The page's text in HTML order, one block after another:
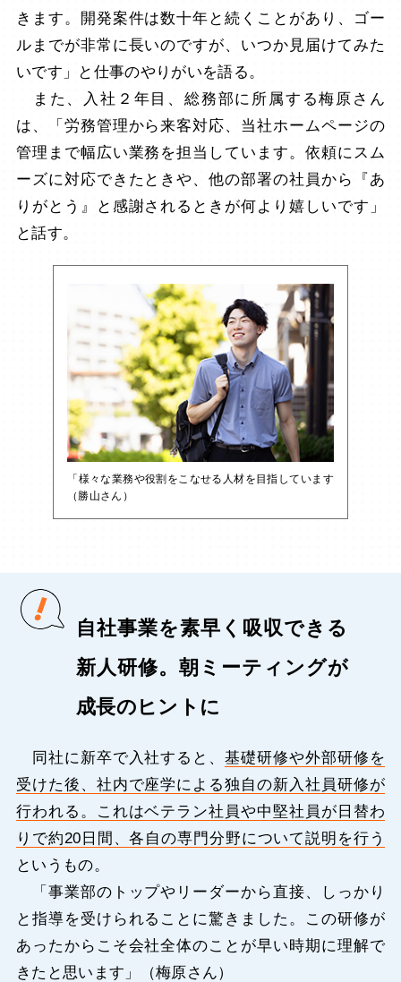
きます。開発案件は数十年と続くことがあり、ゴー
ルまでが非常に長いのですが、いつか見届けてみた
いです」と仕事のやりがいを語る。
また、入社２年目、総務部に所属する梅原さん
は、「労務管理から来客対応、当社ホームページの
管理まで幅広い業務を担当しています。依頼にスム
ーズに対応できたときや、他の部署の社員から『あ
りがとう』と感謝されるときが何より嬉しいです」
と話す。
「様々な業務や役割をこなせる人材を目指しています
（勝山さん）
自社事業を素早く吸収できる
新人研修。朝ミーティングが
成長のヒントに
同社に新卒で入社すると、基礎研修や外部研修を
受けた後、社内で座学による独自の新入社員研修が
行われる。これはベテラン社員や中堅社員が日替わ
りで約20日間、各自の専門分野について説明を行う
というもの。
「事業部のトップやリーダーから直接、しっかり
と指導を受けられることに驚きました。この研修が
あったからこそ会社全体のことが早い時期に理解で
きたと思います」（梅原さん）